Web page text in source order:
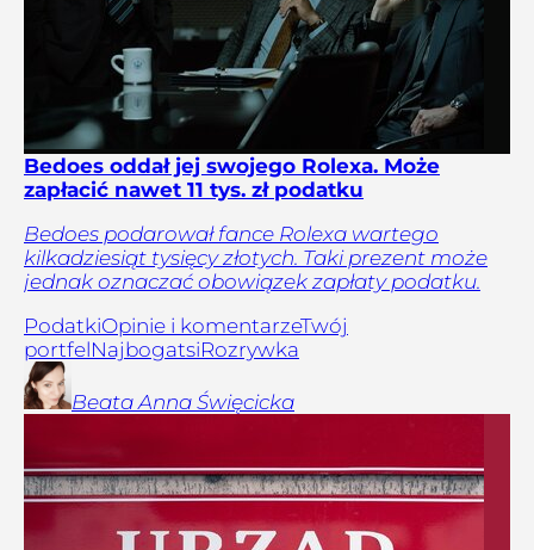
Bedoes oddał jej swojego Rolexa. Może
zapłacić nawet 11 tys. zł podatku
Bedoes podarował fance Rolexa wartego
kilkadziesiąt tysięcy złotych. Taki prezent może
jednak oznaczać obowiązek zapłaty podatku.
PodatkiOpinie i komentarzeTwój
portfelNajbogatsiRozrywka
Beata Anna Święcicka